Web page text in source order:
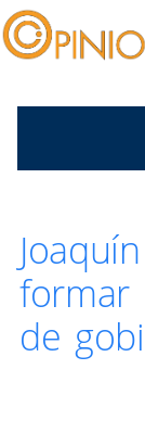
formar
de